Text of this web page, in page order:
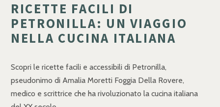
RICETTE FACILI DI
PETRONILLA: UN VIAGGIO
NELLA CUCINA ITALIANA
Scopri le ricette facili e accessibili di Petronilla,
pseudonimo di Amalia Moretti Foggia Della Rovere,
medico e scrittrice che ha rivoluzionato la cucina italiana